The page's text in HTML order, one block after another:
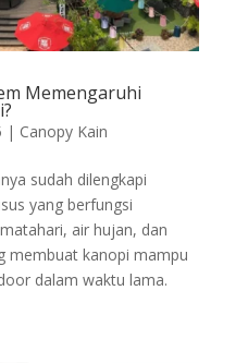
Memengaruhi
| Canopy Kain
sudah dilengkapi
yang berfungsi
air hujan, dan
membuat kanopi mampu
dalam waktu lama.